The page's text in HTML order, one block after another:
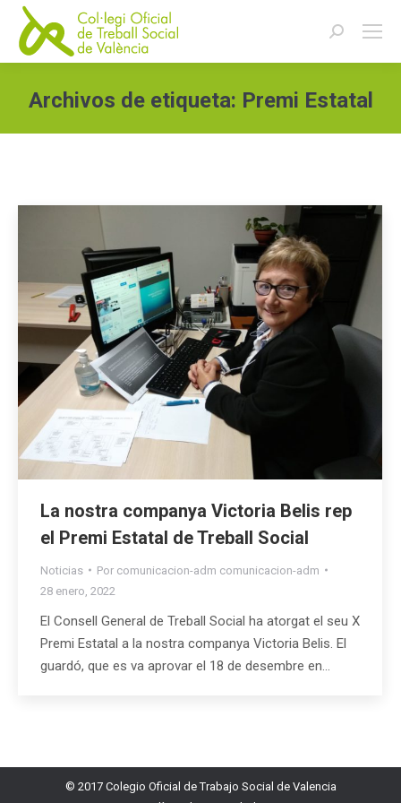
Buscar:
Archivos de etiqueta: Premi Estatal
La nostra companya Victoria Belis rep
el Premi Estatal de Treball Social
Noticias Por comunicacion-adm comunicacion-adm
28 enero, 2022
El Consell General de Treball Social ha atorgat el seu X
Premi Estatal a la nostra companya Victoria Belis. El
guardó, que es va aprovar el 18 de desembre en…
© 2017 Colegio Oficial de Trabajo Social de Valencia